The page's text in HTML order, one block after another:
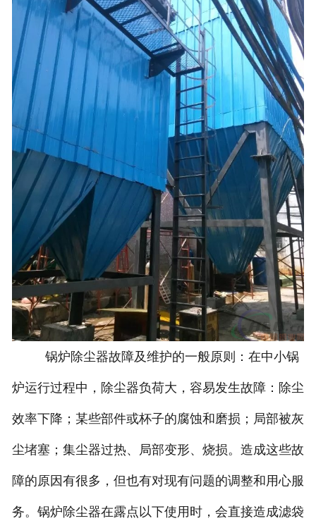
锅炉除尘器故障及维护的一般原则：在中小锅
炉运行过程中，除尘器负荷大，容易发生故障：除尘
效率下降；某些部件或杯子的腐蚀和磨损；局部被灰
尘堵塞；集尘器过热、局部变形、烧损。造成这些故
障的原因有很多，但也有对现有问题的调整和用心服
务。锅炉除尘器在露点以下使用时，会直接造成滤袋